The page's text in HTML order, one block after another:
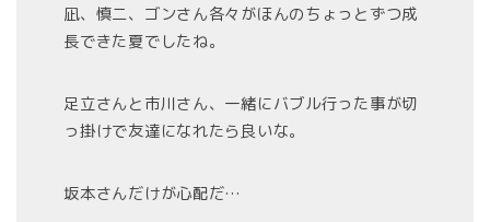
凪、慎二、ゴンさん各々がほんのちょっとずつ成
長できた夏でしたね。
足立さんと市川さん、一緒にバブル行った事が切
っ掛けで友達になれたら良いな。
坂本さんだけが心配だ…